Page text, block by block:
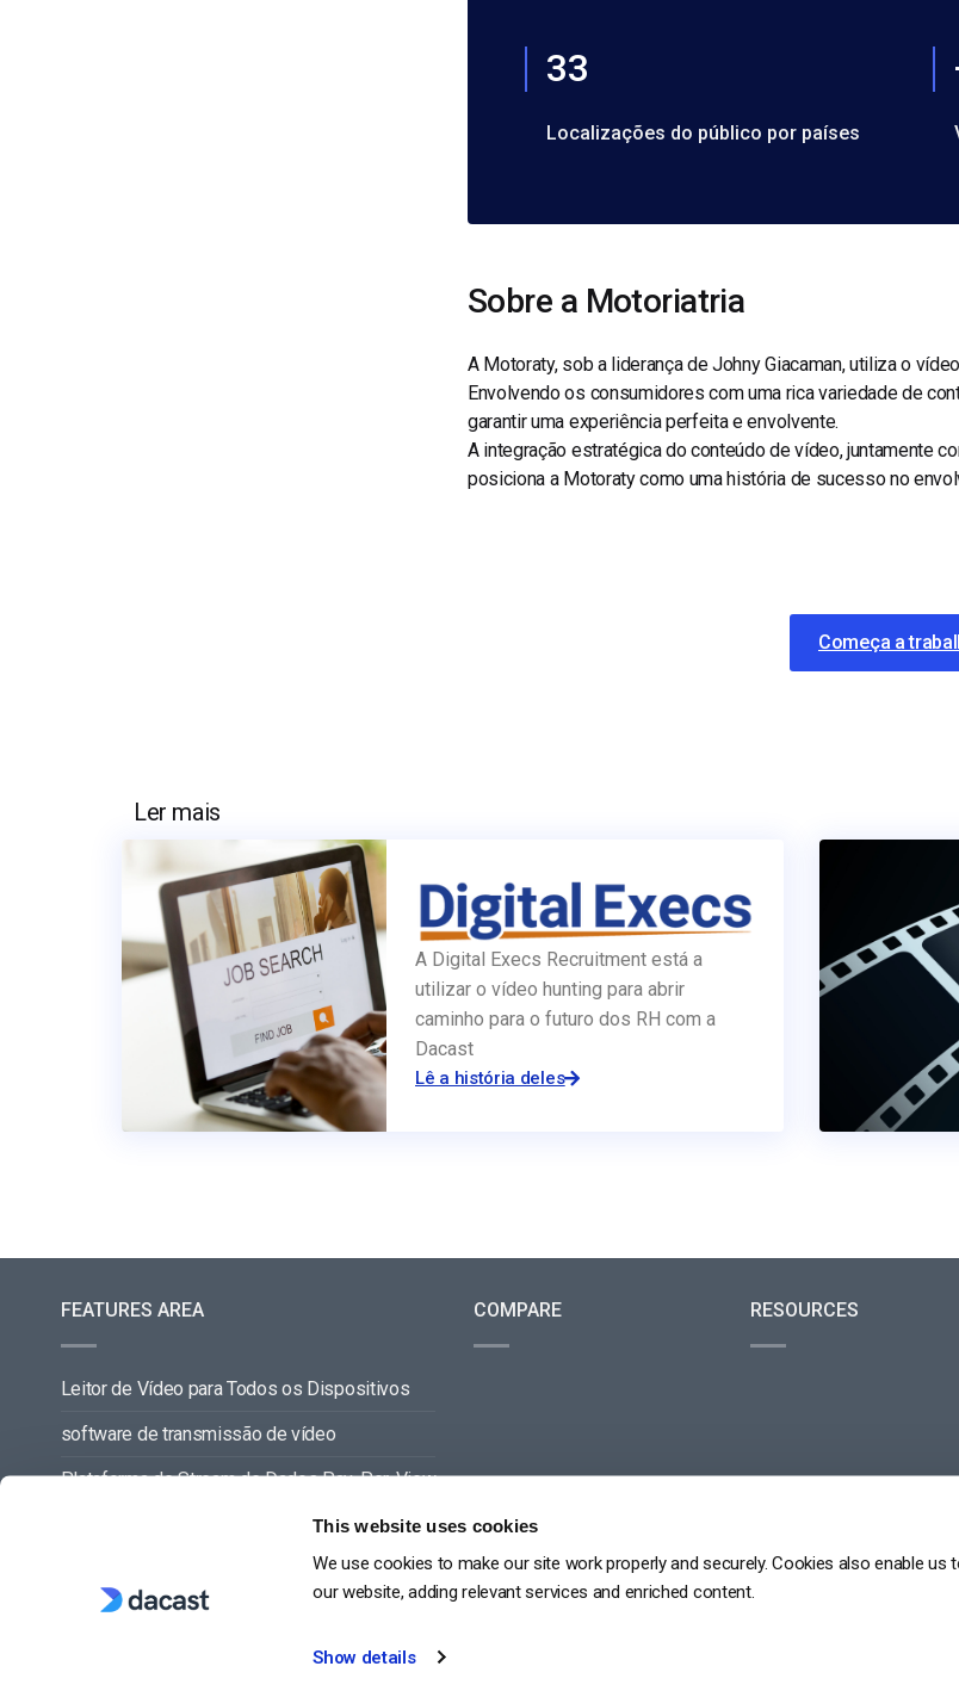
This website uses cookies
We use cookies to make our site work properly and securely. Cookies also enable us
our website, adding relevant services and enriched content.
Show details
33
Localizações do público por países
Sobre a Motoriatria
A Motoraty, sob a liderança de Johny Giacaman, utiliza o
Envolvendo os consumidores com uma rica variedade de
garantir uma experiência perfeita e envolvente.
A integração estratégica do conteúdo de vídeo, juntamente
posiciona a Motoraty como uma história de sucesso no
Começa a
Ler mais
A Digital Execs Recruitment está a
utilizar o vídeo hunting para abrir
caminho para o futuro dos RH com a
Dacast
Lê a história deles
FEATURES AREA
Leitor de Vídeo para Todos os Dispositivos
software de transmissão de vídeo
Plataforma de Stream de Dados Pay-Per-View
COMPARE RESOURCES